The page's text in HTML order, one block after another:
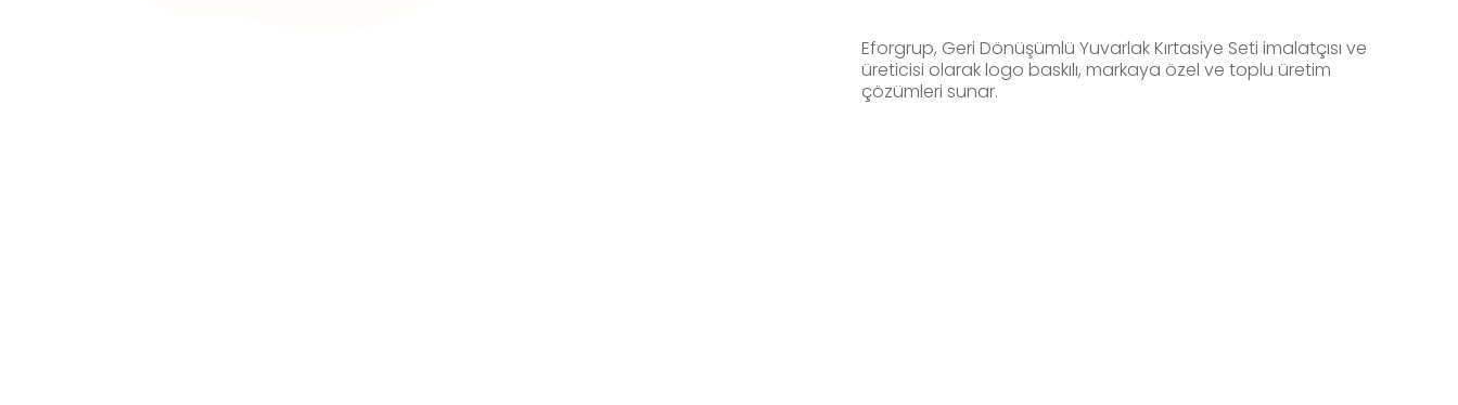
Eforgrup, Geri Dönüşümlü Yuvarlak Kırtasiye Seti imalatçısı ve
üreticisi olarak logo baskılı, markaya özel ve toplu üretim
çözümleri sunar.